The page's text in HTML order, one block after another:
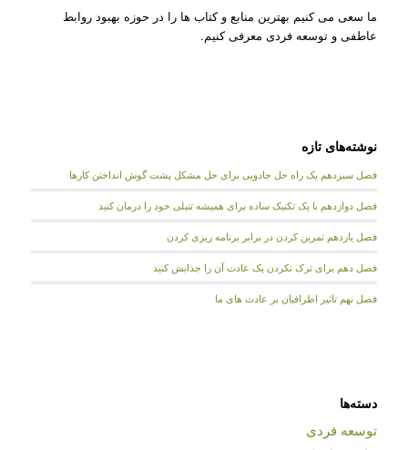
ما سعی می کنیم بهترین منابع و کتاب ها را در حوزه بهبود روابط
عاطفی و توسعه فردی معرفی کنیم.
نوشته‌های تازه
فصل سیزدهم یک راه حل جادویی برای حل مشکل پشت گوش انداختن کارها
فصل دوازدهم با یک تکنیک ساده برای همیشه تنبلی خود را درمان کنید
فصل یازدهم تمرین کردن در برابر برنامه ریزی کردن
فصل دهم برای ترک نکردن یک عادت آن را جذابش کنید
فصل نهم تاثیر اطرافیان بر عادت های ما
دسته‌ها
توسعه فردی